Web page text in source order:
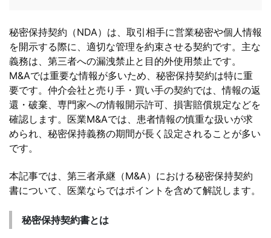
秘密保持契約（NDA）は、取引相手に営業秘密や個人情報
を開示する際に、適切な管理を約束させる契約です。主な
義務は、第三者への漏洩禁止と目的外使用禁止です。
M&Aでは重要な情報が多いため、秘密保持契約は特に重
要です。仲介会社と売り手・買い手の契約では、情報の返
還・破棄、専門家への情報開示許可、損害賠償規定などを
確認します。医業M&Aでは、患者情報の慎重な扱いが求
められ、秘密保持義務の期間が長く設定されることが多い
です。
本記事では、第三者承継（M&A）における秘密保持契約
書について、医業ならではポイントを含めて解説します。
秘密保持契約書とは